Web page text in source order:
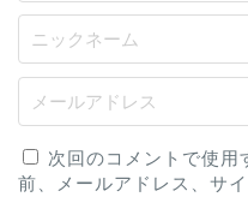
次回のコメントで使用
前、メールアドレス、サイ